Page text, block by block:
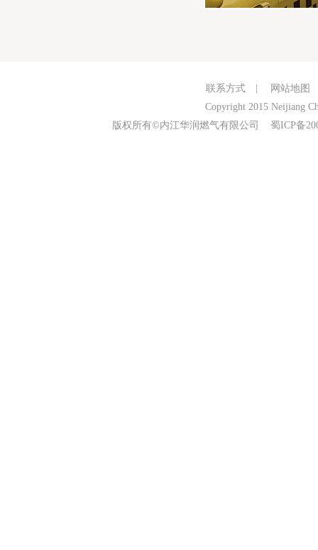
联系方式 网站地图
Copyright 2015 Neijiang
版权所有©内江华润燃气有限公司蜀ICP备